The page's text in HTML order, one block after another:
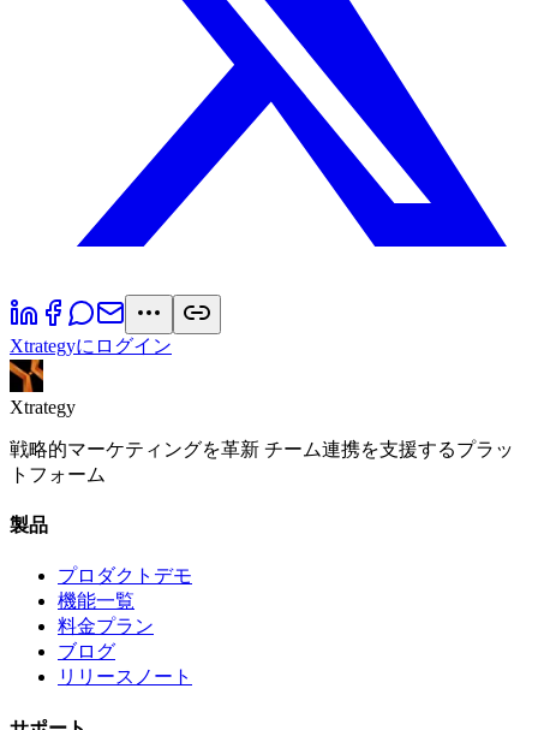
Xtrategyにログイン
Xtrategy
戦略的マーケティングを革新 チーム連携を支援するプラッ
トフォーム
製品
プロダクトデモ
機能一覧
料金プラン
ブログ
リリースノート